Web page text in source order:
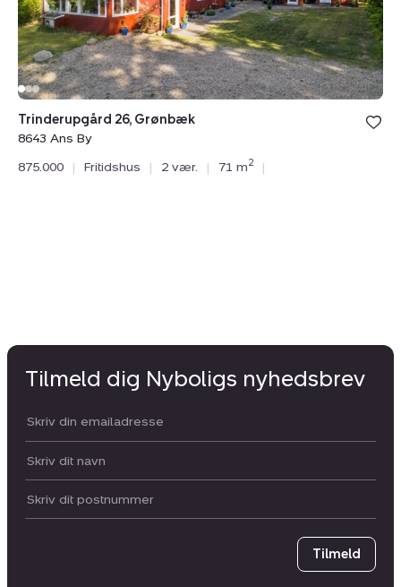
Trinderupgård 26, Grønbæk
8643 Ans By
875.000
| Fritidshus | 2 vær. | 71 m2 |
Tilmeld dig Nyboligs nyhedsbrev
Din email:
Dit navn:
Postnummer
Tilmeld